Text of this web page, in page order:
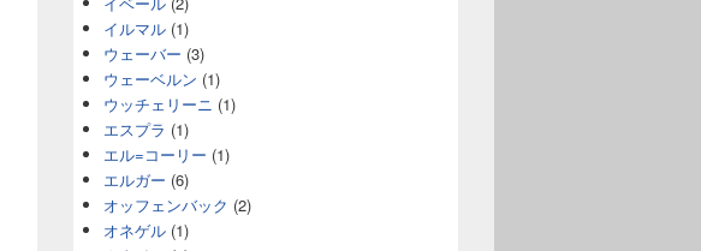
イルマル (1)
ウェーバー (3)
ウェーベルン (1)
ウッチェリーニ (1)
エスプラ (1)
エル=コーリー (1)
エルガー (6)
オッフェンバック (2)
オネゲル (1)